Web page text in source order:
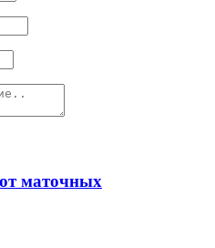
маточных